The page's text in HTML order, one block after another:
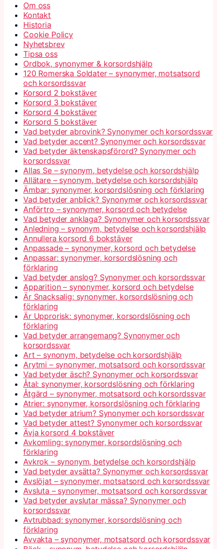
Om oss
Kontakt
Historia
Cookie Policy
Nyhetsbrev
Tipsa oss
Ordbok, synonymer & korsordshjälp
120 Romerska Soldater – synonymer, motsatsord
och korsordssvar
Korsord 2 bokstäver
Korsord 3 bokstäver
Korsord 4 bokstäver
Korsord 5 bokstäver
Vad betyder abrovink? Synonymer och korsordssvar
Vad betyder accent? Synonymer och korsordssvar
Vad betyder äktenskapsförord? Synonymer och
korsordssvar
Allas Se – synonym, betydelse och korsordshjälp
Allätare – synonym, betydelse och korsordshjälp
Ämbar: synonymer, korsordslösning och förklaring
Vad betyder anblick? Synonymer och korsordssvar
Anförtro – synonymer, korsord och betydelse
Vad betyder anklaga? Synonymer och korsordssvar
Anledning – synonym, betydelse och korsordshjälp
Annullera korsord 6 bokstäver
Anpassade – synonymer, korsord och betydelse
Anpassar: synonymer, korsordslösning och
förklaring
Vad betyder anslog? Synonymer och korsordssvar
Apparition – synonymer, korsord och betydelse
Är Snacksalig: synonymer, korsordslösning och
förklaring
Är Upprorisk: synonymer, korsordslösning och
förklaring
Vad betyder arrangemang? Synonymer och
korsordssvar
Art – synonym, betydelse och korsordshjälp
Arytmi – synonymer, motsatsord och korsordssvar
Vad betyder äsch? Synonymer och korsordssvar
Åtal: synonymer, korsordslösning och förklaring
Åtgärd – synonymer, motsatsord och korsordssvar
Atrier: synonymer, korsordslösning och förklaring
Vad betyder atrium? Synonymer och korsordssvar
Vad betyder attest? Synonymer och korsordssvar
Ävja korsord 4 bokstäver
Avkomling: synonymer, korsordslösning och
förklaring
Avkrok – synonym, betydelse och korsordshjälp
Vad betyder avsätta? Synonymer och korsordssvar
Avslöjat – synonymer, motsatsord och korsordssvar
Avsluta – synonymer, motsatsord och korsordssvar
Vad betyder avslutar mässa? Synonymer och
korsordssvar
Avtrubbad: synonymer, korsordslösning och
förklaring
Avvakta – synonymer, motsatsord och korsordssvar